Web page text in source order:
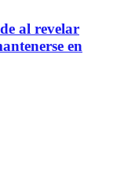
al revelar
en